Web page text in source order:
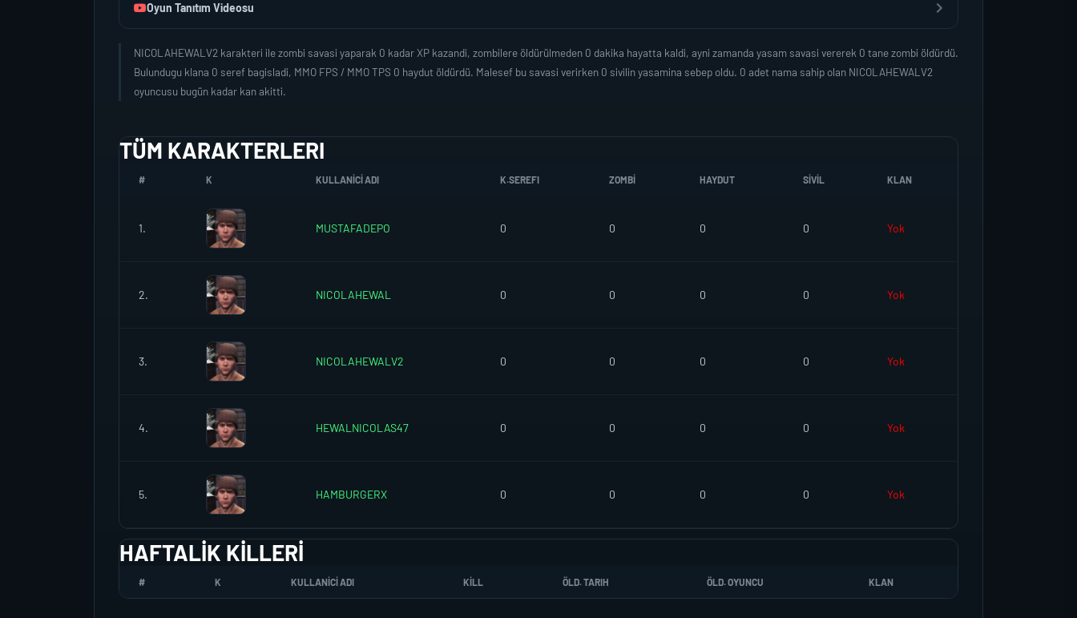
Oyun Tanıtım Videosu
NICOLAHEWALV2 karakteri ile zombi savasi yaparak 0 kadar XP kazandi, zombilere öldürülmeden 0 dakika hayatta kaldi, ayni zamanda yasam savasi vererek 0 tane zombi öldürdü.
Bulundugu klana 0 seref bagisladi, MMO FPS / MMO TPS 0 haydut öldürdü. Malesef bu savasi verirken 0 sivilin yasamina sebep oldu. 0 adet nama sahip olan NICOLAHEWALV2
oyuncusu bugün kadar kan akitti.
TÜM KARAKTERLERI
# K KULLANICI ADI K.SEREFI ZOMBI HAYDUT SIVIL KLAN
1. MUSTAFADEPO 0 0 0 0 Yok
2. NICOLAHEWAL 0 0 0 0 Yok
3. NICOLAHEWALV2 0 0 0 0 Yok
4. HEWALNICOLAS47 0 0 0 0 Yok
5. HAMBURGERX 0 0 0 0 Yok
HAFTALIK KILLERI
# K KULLANICI ADI KILL ÖLD. TARIH ÖLD. OYUNCU KLAN